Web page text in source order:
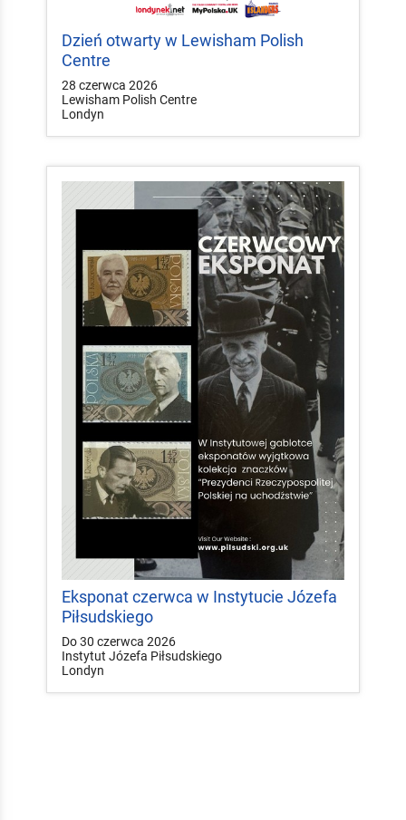
Dzień otwarty w Lewisham Polish
Centre
28 czerwca 2026
Lewisham Polish Centre
Londyn
Eksponat czerwca w Instytucie Józefa
Piłsudskiego
Do 30 czerwca 2026
Instytut Józefa Piłsudskiego
Londyn